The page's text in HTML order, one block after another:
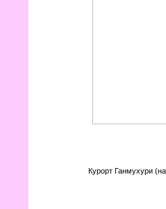
Курорт Ганмухури